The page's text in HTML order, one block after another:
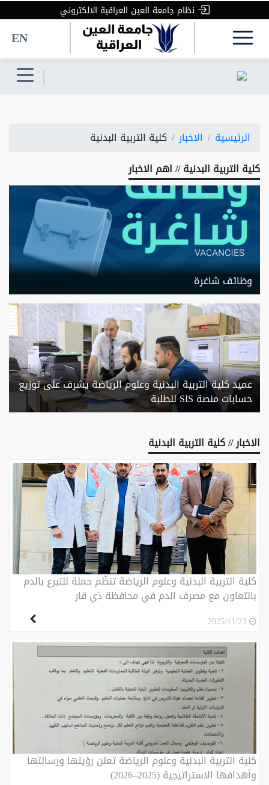
نظام جامعة العين العراقية الالكتروني
EN
الرئيسية الاخبار
كلية التربية البدنية
كلية التربية البدنية // اهم الاخبار
وظائف شاغرة
عميد كلية التربية البدنية وعلوم الرياضة يشرف على توزيع
حسابات منصة SIS للطلبة
الاخبار // كلية التربية البدنية
كلية التربية البدنية وعلوم الرياضة تنظّم حملة للتبرع بالدم
بالتعاون مع مصرف الدم في محافظة ذي قار
2025/11/23
كلية التربية البدنية وعلوم الرياضة تعلن رؤيتها ورسالتها
وأهدافها الاستراتيجية (2025–2026)